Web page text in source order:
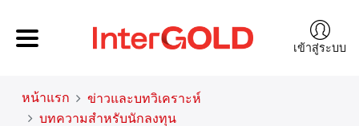
เข้าสู่ระบบ
หน้าแรก
ข่าวและบทวิเคราะห์
บทความสำหรับนักลงทุน